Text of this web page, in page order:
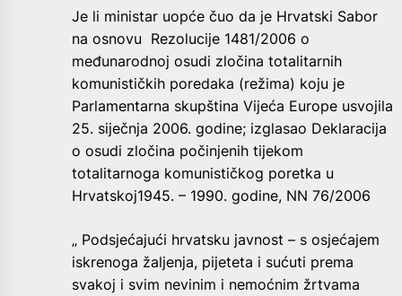
Je li ministar uopće čuo da je Hrvatski Sabor
na osnovu Rezolucije 1481/2006 o
međunarodnoj osudi zločina totalitarnih
komunističkih poredaka (režima) koju je
Parlamentarna skupština Vijeća Europe usvojila
25. siječnja 2006. godine; izglasao Deklaracija
o osudi zločina počinjenih tijekom
totalitarnoga komunističkog poretka u
Hrvatskoj1945. – 1990. godine, NN 76/2006
„ Podsjećajući hrvatsku javnost – s osjećajem
iskrenoga žaljenja, pijeteta i sućuti prema
svakoj i svim nevinim i nemoćnim žrtvama